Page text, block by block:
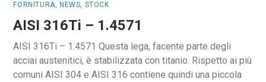
FORNITURA, NEWS, STOCK
AISI 316Ti – 1.4571
AISI 316Ti – 1.4571 Questa lega, facente parte degli
acciai austenitici, è stabilizzata con titanio. Rispetto ai più
comuni AISI 304 e AISI 316 contiene quindi una piccola